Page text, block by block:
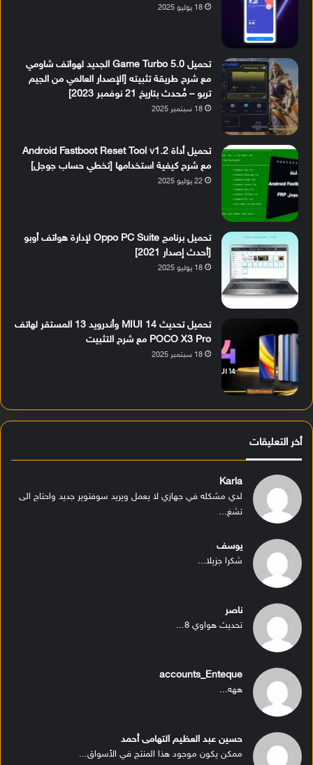
18 يوليو 2025
تحميل Game Turbo 5.0 الجديد لهواتف شاومي
مع شرح طريقة تثبيته [الإصدار العالمي من الجيم
تربو – مُحدث بتاريخ 21 نوفمبر 2023]
18 سبتمبر 2025
تحميل أداة Android Fastboot Reset Tool v1.2
مع شرح كيفية استخدامها [تخطي حساب جوجل]
22 يوليو 2025
تحميل برنامج Oppo PC Suite لإدارة هواتف أوبو
[أحدث إصدار 2021]
18 يوليو 2025
تحميل تحديث MIUI 14 وأندرويد 13 المستقر لهاتف
POCO X3 Pro مع شرح التثبيت
18 سبتمبر 2025
أخر التعليقات
Karla
لدي مشكله في جهازي لا يعمل ويريد سوفتوير جديد واحتاج الى
تشغ...
يوسف
شكرا جزيلا...
ناصر
تحديث هواوي 8...
accounts_Enteque
ههه...
حسين عبد العظيم التهامى أحمد
ممكن يكون موجود هذا المنتج في الأسواق...